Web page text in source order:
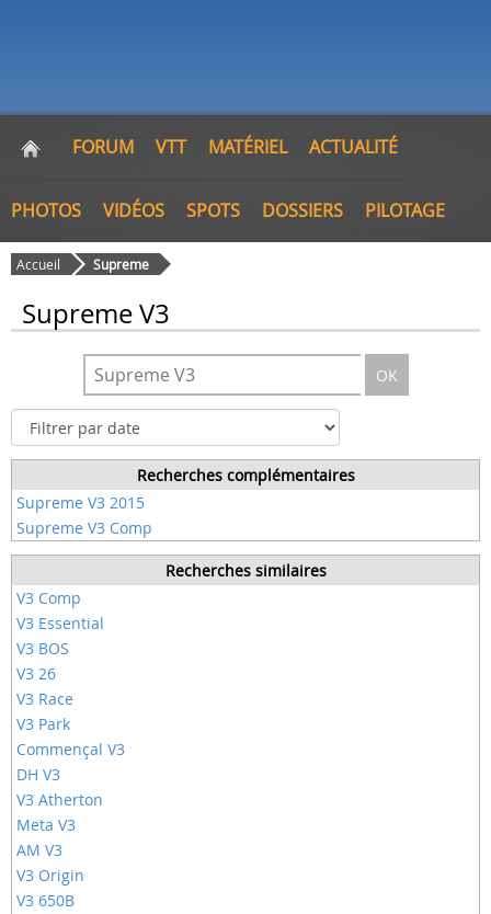
FORUM VTT MATÉRIEL ACTUALITÉ
PHOTOS VIDÉOS SPOTS DOSSIERS PILOTAGE
Accueil Supreme
Supreme V3
OK
Recherches complémentaires
Supreme V3 2015
Supreme V3 Comp
Recherches similaires
V3 Comp
V3 Essential
V3 BOS
V3 26
V3 Race
V3 Park
Commençal V3
DH V3
V3 Atherton
Meta V3
AM V3
V3 Origin
V3 650B